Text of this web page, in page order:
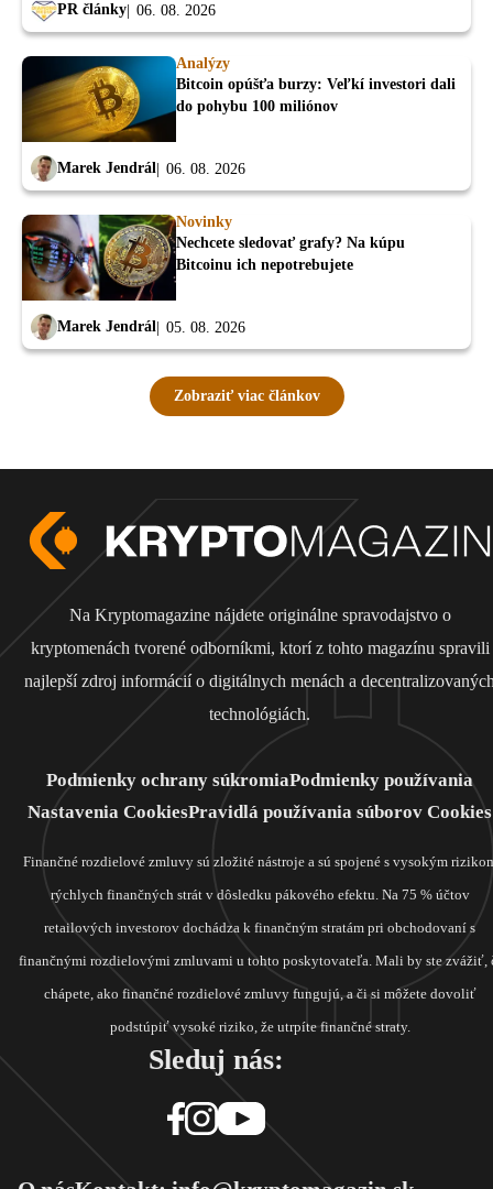
PR články 06. 08. 2026
Analýzy
Bitcoin opúšťa burzy: Veľkí investori dali
do pohybu 100 miliónov
Marek Jendrál 06. 08. 2026
Novinky
Nechcete sledovať grafy? Na kúpu
Bitcoinu ich nepotrebujete
Marek Jendrál 05. 08. 2026
Zobraziť viac článkov
Na Kryptomagazine nájdete originálne spravodajstvo o
kryptomenách tvorené odborníkmi, ktorí z tohto magazínu spravili
najlepší zdroj informácií o digitálnych menách a
technológiách.
Podmienky ochrany súkromiaPodmienky používania
Nastavenia CookiesPravidlá používania súborov Cookies
Finančné rozdielové zmluvy sú zložité nástroje a sú spojené s vysokým
rýchlych finančných strát v dôsledku pákového efektu. Na 75 % účtov
retailových investorov dochádza k finančným stratám pri obchodovaní s
finančnými rozdielovými zmluvami u tohto poskytovateľa. Mali by ste zvážiť,
chápete, ako finančné rozdielové zmluvy fungujú, a či si môžete dovoliť
podstúpiť vysoké riziko, že utrpíte finančné straty.
Sleduj nás: